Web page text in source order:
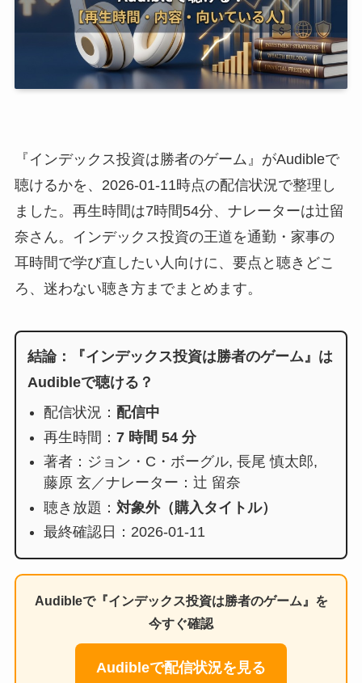
『インデックス投資は勝者のゲーム』がAudibleで
聴けるかを、2026-01-11時点の配信状況で整理し
ました。再生時間は7時間54分、ナレーターは辻留
奈さん。インデックス投資の王道を通勤・家事の
耳時間で学び直したい人向けに、要点と聴きどこ
ろ、迷わない聴き方までまとめます。
結論：『インデックス投資は勝者のゲーム』は
Audibleで聴ける？
配信状況： 配信中
再生時間： 7 時間 54 分
著者：ジョン・C・ボーグル, 長尾 慎太郎,
藤原 玄／ナレーター：辻 留奈
聴き放題： 対象外（購入タイトル）
最終確認日：2026-01-11
Audibleで『インデックス投資は勝者のゲーム』を
今すぐ確認
Audibleで配信状況を見る